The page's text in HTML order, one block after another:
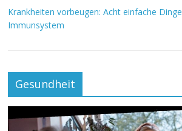
Krankheiten vorbeugen: Acht einfache
Immunsystem
Gesundheit